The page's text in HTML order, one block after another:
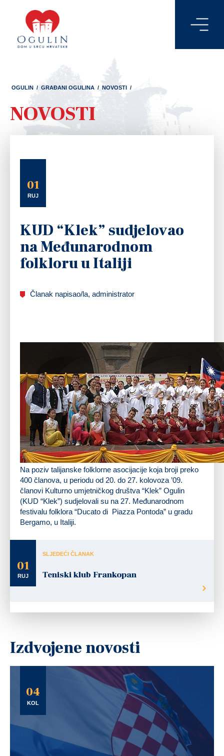
OGULIN / GRAĐANI OGULINA / NOVOSTI /
NOVOSTI
01
RUJ
KUD “Klek” sudjelovao
na Međunarodnom
folkloru u Italiji
Članak napisao/la, administrator
Na poziv talijanske folklorne asocijacije koja broji preko
400 članova, u periodu od 20. do 27. kolovoza ’09.
članovi Kulturno umjetničkog društva “Klek” Ogulin
(KUD “Klek”) sudjelovali su na 27. Međunarodnom
festivalu folklora “Ducato di Piazza Pontoda” u gradu
Bergamo, u Italiji.
01
RUJ
SLJEDEĆI ČLANAK
Teniski klub Frankopan
Izdvojene novosti
04
KOL